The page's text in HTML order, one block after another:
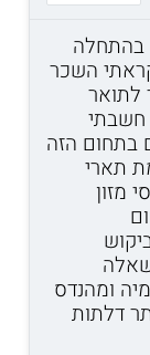
בהתחלה
השכר
לתואר
חשבתי
בתחום הזה
תארי
מזון
ומהנדס
דלתות